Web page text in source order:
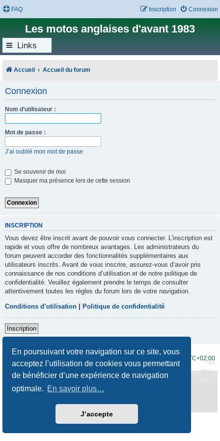
En poursuivant votre navigation sur ce site, vous
acceptez l’utilisation de cookies vous permettant
de bénéficier d’une expérience de navigation
optimale. En savoir plus…
J’accepte
FAQ Connexion
Inscription
Les motos anglaises d'avant 1983
Links
Accueil Accueil du forum
Connexion
Nom d’utilisateur :
Mot de passe :
J’ai oublié mon mot de passe
Se souvenir de moi
Masquer ma présence lors de cette session
INSCRIPTION
Vous devez être inscrit avant de pouvoir vous connecter. L’inscription est
rapide et vous offre de nombreux avantages. Les administrateurs du
forum peuvent accorder des fonctionnalités supplémentaires aux
utilisateurs inscrits. Avant de vous inscrire, assurez-vous d’avoir pris
connaissance de nos conditions d’utilisation et de notre politique de
confidentialité. Veuillez également prendre le temps de consulter
attentivement toutes les règles du forum lors de votre navigation.
Conditions d’utilisation Politique de confidentialité
Inscription
UTC+02:00
Développé par phpBB® Forum Software © phpBB Limited
Traduction française officielle
Prosilver New Edition
Confidentialité|Conditions